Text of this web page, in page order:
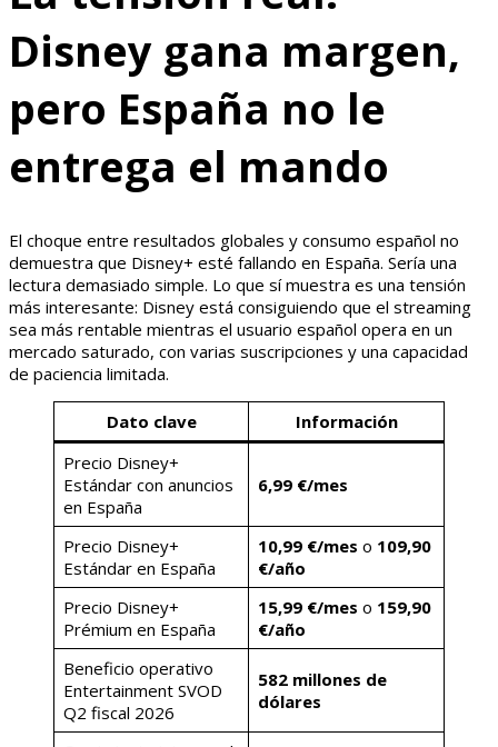
Disney gana margen,
pero España no le
entrega el mando
El choque entre resultados globales y consumo español no
demuestra que Disney+ esté fallando en España. Sería una
lectura demasiado simple. Lo que sí muestra es una tensión
más interesante: Disney está consiguiendo que el streaming
sea más rentable mientras el usuario español opera en un
mercado saturado, con varias suscripciones y una capacidad
de paciencia limitada.
Dato clave
Información
Precio Disney+
Estándar con anuncios
en España
6,99 €/mes
Precio Disney+
Estándar en España
10,99 €/mes o 109,90
€/año
Precio Disney+
Prémium en España
15,99 €/mes o 159,90
€/año
Beneficio operativo
Entertainment SVOD
Q2 fiscal 2026
582 millones de
dólares